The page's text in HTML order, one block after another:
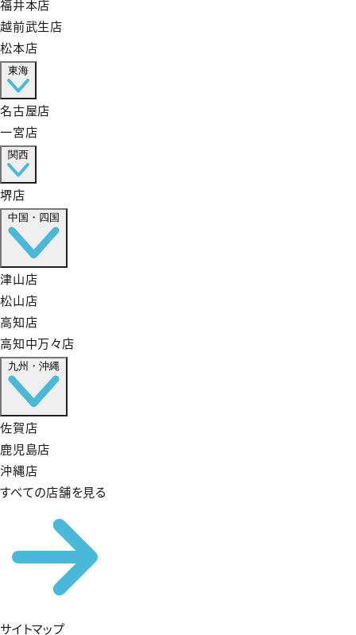
福井本店
越前武生店
松本店
東海
名古屋店
一宮店
関西
堺店
中国・四国
津山店
松山店
高知店
高知中万々店
九州・沖縄
佐賀店
鹿児島店
沖縄店
すべての店舗を見る
サイトマップ